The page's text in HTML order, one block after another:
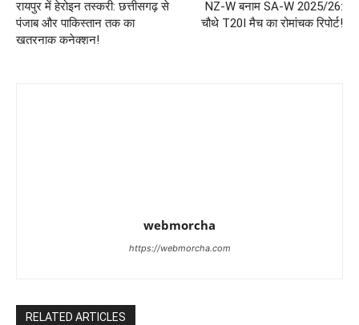
रायपुर में हेरोइन तस्करी: छत्तीसगढ़ से
पंजाब और पाकिस्तान तक का
खतरनाक कनेक्शन!
NZ-W बनाम SA-W 2025/26:
चौथे T20I मैच का रोमांचक रिपोर्ट!
webmorcha
https://webmorcha.com
RELATED ARTICLES